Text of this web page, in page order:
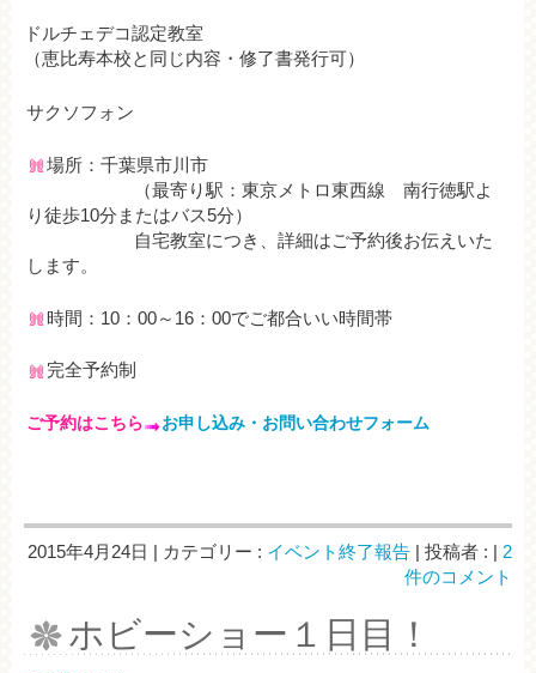
ドルチェデコ認定教室
（恵比寿本校と同じ内容・修了書発行可）
サクソフォン
場所：千葉県市川市
（最寄り駅：東京メトロ東西線 南行徳駅よ
り徒歩10分またはバス5分）
自宅教室につき、詳細はご予約後お伝えいた
します。
時間：10：00～16：00でご都合いい時間帯
完全予約制
ご予約はこちら お申し込み・お問い合わせフォーム
2015年4月24日 | カテゴリー : イベント終了報告 | 投稿者 : | 2
件のコメント
ホビーショー１日目！